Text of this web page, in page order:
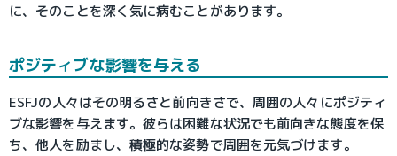
に、そのことを深く気に病むことがあります。
ポジティブな影響を与える
ESFJの人々はその明るさと前向きさで、周囲の人々にポジティ
ブな影響を与えます。彼らは困難な状況でも前向きな態度を保
ち、他人を励まし、積極的な姿勢で周囲を元気づけます。